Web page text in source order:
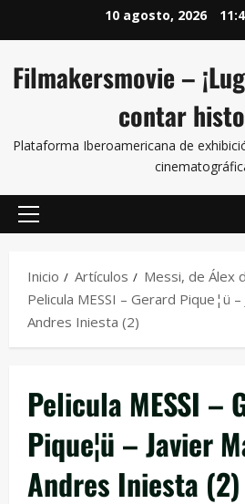
10 agosto, 2026
Filmakersmovie –
contar
Plataforma Iberoamericana de
Inicio Artículos
Messi, de Álex
Pelicula MESSI – Gerard Pique¦ü
Andres Iniesta (2)
Pelicula MESSI –
Pique¦ü – Javier
Andres Iniesta (2)